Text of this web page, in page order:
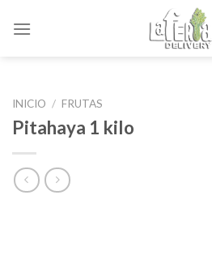
INICIO / FRUTAS
Pitahaya 1 kilo